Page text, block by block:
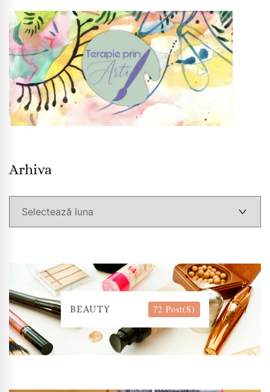
Arhiva
BEAUTY 72 Post(s)